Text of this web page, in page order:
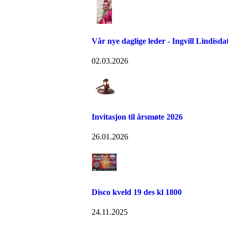
Vår nye daglige leder - Ingvill
02.03.2026
Invitasjon til årsmøte 2026
26.01.2026
Disco kveld 19 des kl 1800
24.11.2025